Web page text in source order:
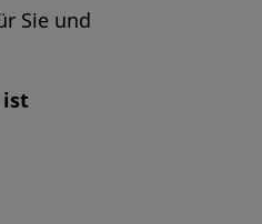
Sie und
ist